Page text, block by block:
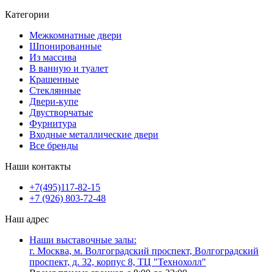
Категории
Межкомнатные двери
Шпонированные
Из массива
В ванную и туалет
Крашенные
Стеклянные
Двери-купе
Двустворчатые
Фурнитура
Входные металлические двери
Все бренды
Наши контакты
+7(495)117-82-15
+7 (926) 803-72-48
Наш адрес
Наши выставочные залы:
г. Москва, м. Волгоградский проспект, Волгоградский
проспект, д. 32, корпус 8, ТЦ "Технохолл"